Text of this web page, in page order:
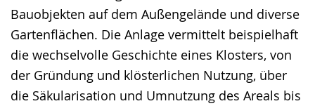
Bauobjekten auf dem Außengelände und diverse
Gartenflächen. Die Anlage vermittelt beispielhaft
die wechselvolle Geschichte eines Klosters, von
der Gründung und klösterlichen Nutzung, über
die Säkularisation und Umnutzung des Areals bis